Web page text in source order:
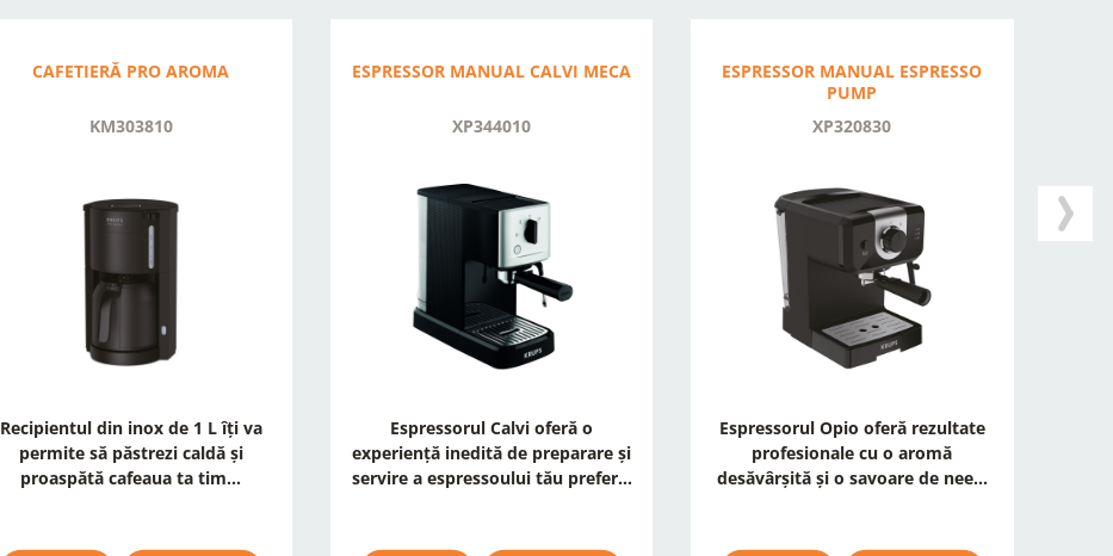
CAFETIERĂ PRO AROMA
KM303810
Recipientul din inox de 1 L îți va
permite să păstrezi caldă și
proaspătă cafeaua ta tim...
ESPRESSOR MANUAL CALVI MECA
XP344010
Espressorul Calvi oferă o
experiență inedită de preparare și
servire a espressoului tău prefer...
ESPRESSOR MANUAL ESPRESSO
PUMP
XP320830
Espressorul Opio oferă rezultate
profesionale cu o aromă
desăvârșită și o savoare de nee...